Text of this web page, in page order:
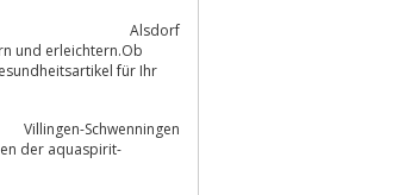
Alsdorf
Villingen-Schwenningen
der aquaspirit-